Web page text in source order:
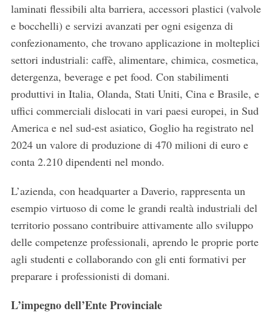
laminati flessibili alta barriera, accessori plastici (valvole
e bocchelli) e servizi avanzati per ogni esigenza di
confezionamento, che trovano applicazione in molteplici
settori industriali: caffè, alimentare, chimica, cosmetica,
detergenza, beverage e pet food. Con stabilimenti
produttivi in Italia, Olanda, Stati Uniti, Cina e Brasile, e
uffici commerciali dislocati in vari paesi europei, in Sud
America e nel sud-est asiatico, Goglio ha registrato nel
2024 un valore di produzione di 470 milioni di euro e
conta 2.210 dipendenti nel mondo.
L’azienda, con headquarter a Daverio, rappresenta un
esempio virtuoso di come le grandi realtà industriali del
territorio possano contribuire attivamente allo sviluppo
delle competenze professionali, aprendo le proprie porte
agli studenti e collaborando con gli enti formativi per
preparare i professionisti di domani.
L’impegno dell’Ente Provinciale